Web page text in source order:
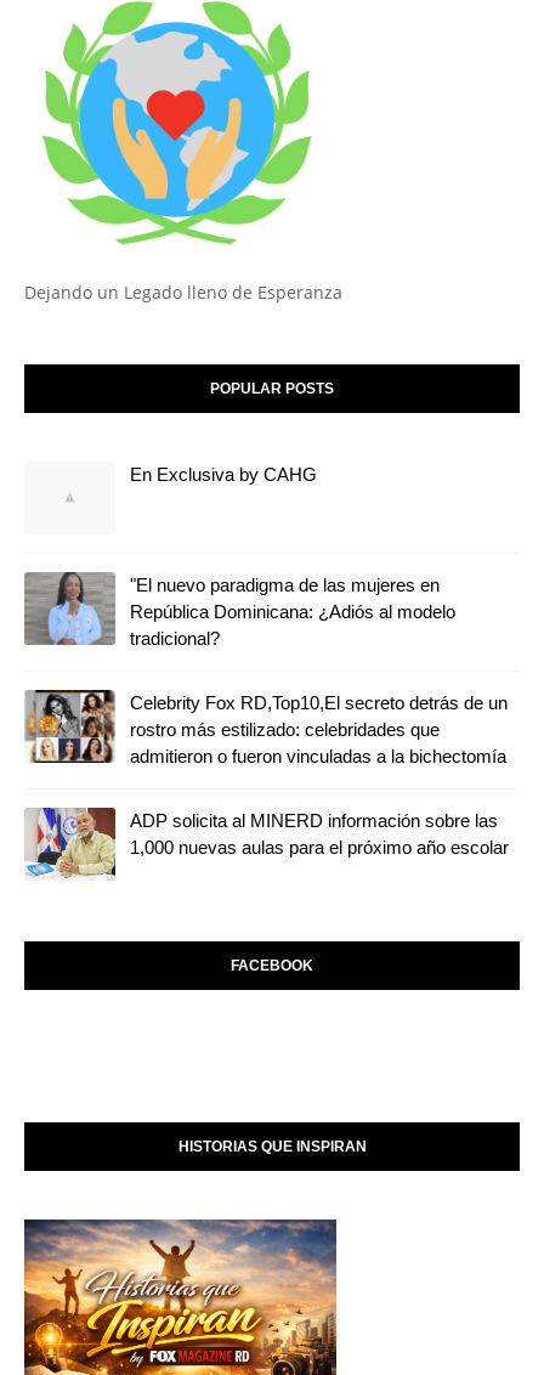
Dejando un Legado lleno de Esperanza
POPULAR POSTS
En Exclusiva by CAHG
"El nuevo paradigma de las mujeres en
República Dominicana: ¿Adiós al modelo
tradicional?
Celebrity Fox RD,Top10,El secreto detrás de un
rostro más estilizado: celebridades que
admitieron o fueron vinculadas a la bichectomía
ADP solicita al MINERD información sobre las
1,000 nuevas aulas para el próximo año escolar
FACEBOOK
HISTORIAS QUE INSPIRAN